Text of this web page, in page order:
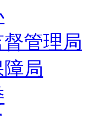
管理局
局